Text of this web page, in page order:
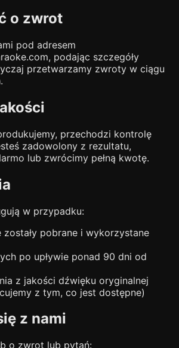
o zwrot
pod adresem
podając szczegóły
przetwarzamy zwroty w ciągu
przechodzi kontrolę
zadowolony z rezultatu,
lub zwrócimy pełną kwotę.
w przypadku:
zostały pobrane i wykorzystane
po upływie ponad 90 dni od
z jakości dźwięku oryginalnej
z tym, co jest dostępne)
z nami
o zwrot lub pytań: